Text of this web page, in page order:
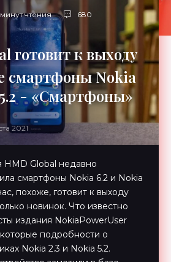
чтения 680
готовит к выходу
смартфоны Nokia
- «Смартфоны»
2021
HMD Global недавно
смартфоны Nokia 6.2 и Nokia
похоже, готовит к выходу
новинок. Что известно
издания NokiaPowerUser
подробности о
Nokia 2.3 и Nokia 5.2.